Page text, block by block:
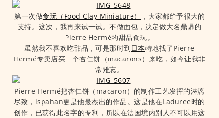
第一次做食玩（Food Clay Miniature）
，大家都给予很大的
支持。这次，我再来试一试。不做面包，决定做大名鼎鼎的
Pierre Hermé的甜品食玩。
虽然我不喜欢吃甜品，可是那时到 日本特地找了Pierre
Hermé专卖店买一个杏仁饼（macarons）来吃，如今让我非
常难忘。
Pierre Hermé把杏仁饼（macaron）的制作工艺发挥的淋漓
尽致，ispahan更是他最杰出的作品。这是他在Laduree时的
创作，已获得此名字的专利，所以在法国境内别人不可以用这